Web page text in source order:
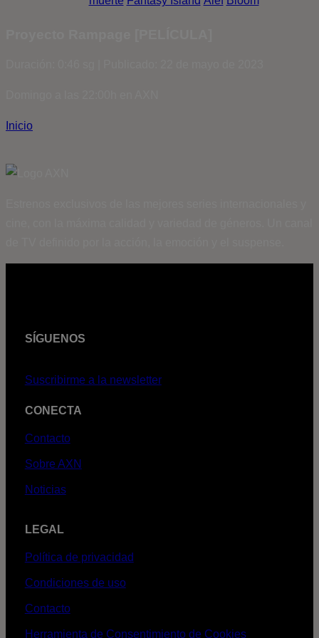
Inicio
SÍGUENOS
Suscribirme a la newsletter
CONECTA
Contacto
Sobre AXN
Noticias
LEGAL
Política de privacidad
Condiciones de uso
Contacto
Herramienta de Consentimiento de Cookies